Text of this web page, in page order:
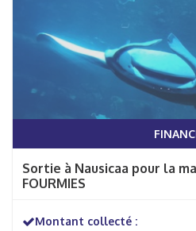
Sortie à Nausicaa pour la
FOURMIES
Montant collecté :